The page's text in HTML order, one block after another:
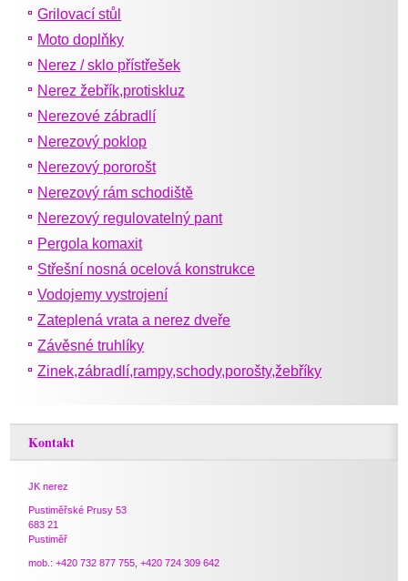
Grilovací stůl
Moto doplňky
Nerez / sklo přístřešek
Nerez žebřík,protiskluz
Nerezové zábradlí
Nerezový poklop
Nerezový pororošt
Nerezový rám schodiště
Nerezový regulovatelný pant
Pergola komaxit
Střešní nosná ocelová konstrukce
Vodojemy vystrojení
Zateplená vrata a nerez dveře
Závěsné truhlíky
Zinek,zábradlí,rampy,schody,porošty,žebříky
Kontakt
JK nerez
Pustiměřské Prusy 53
683 21
Pustiměř
mob.: +420 732 877 755, +420 724 309 642